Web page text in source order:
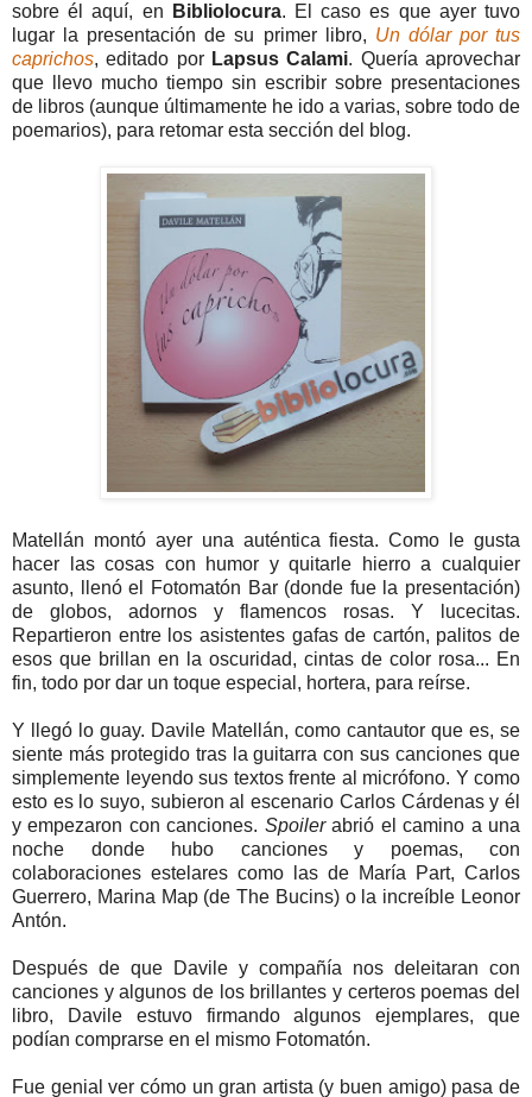
sobre él aquí, en
Bibliolocura. El caso es que ayer tuvo
lugar la presentación de su primer libro, Un dólar por tus
caprichos, editado por Lapsus Calami. Quería aprovechar
que llevo mucho tiempo sin escribir sobre presentaciones
de libros (aunque últimamente he ido a varias, sobre todo de
poemarios), para retomar esta sección del blog.
Matellán montó ayer una auténtica fiesta. Como le gusta
hacer las cosas con humor y quitarle hierro a cualquier
asunto, llenó el Fotomatón Bar (donde fue la presentación)
de globos, adornos y flamencos rosas. Y lucecitas.
Repartieron entre los asistentes gafas de cartón, palitos de
esos que brillan en la oscuridad, cintas de color rosa... En
fin, todo por dar un toque especial, hortera, para reírse.
Y llegó lo guay. Davile Matellán, como cantautor que es, se
siente más protegido tras la guitarra con sus canciones que
simplemente leyendo sus textos frente al micrófono. Y como
esto es lo suyo, subieron al escenario Carlos Cárdenas y él
y empezaron con canciones. Spoilerabrió el camino a una
noche donde hubo canciones y poemas, con
colaboraciones estelares como las de María Part, Carlos
Guerrero, Marina Map (de The Bucins) o la increíble Leonor
Antón.
Después de que Davile y compañía nos deleitaran con
canciones y algunos de los brillantes y certeros poemas del
libro, Davile estuvo firmando algunos ejemplares, que
podían comprarse en el mismo Fotomatón.
Fue genial ver cómo un gran artista (y buen amigo) pasa de